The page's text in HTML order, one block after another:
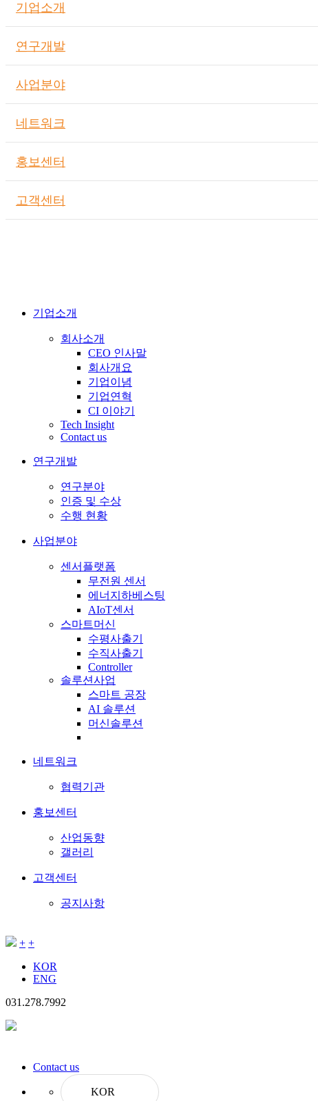
기업소개
연구개발
사업분야
네트워크
홍보센터
고객센터
기업소개
회사소개
CEO 인사말
회사개요
기업이념
기업연혁
CI 이야기
Tech Insight
Contact us
연구개발
연구분야
인증 및 수상
수행 현황
사업분야
센서플랫폼
무전원 센서
에너지하베스팅
AIoT센서
스마트머신
수평사출기
수직사출기
Controller
솔루션사업
스마트 공장
AI 솔루션
머신솔루션
네트워크
협력기관
홍보센터
산업동향
갤러리
고객센터
공지사항
+ +
KOR
ENG
031.278.7992
Contact us
KOR